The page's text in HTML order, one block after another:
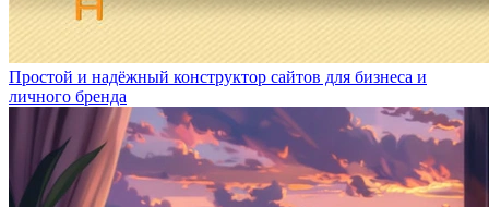
Простой и надёжный конструктор сайтов для бизнеса и
личного бренда